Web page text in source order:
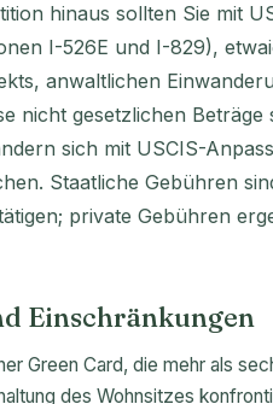
hinaus sollten Sie mit
I-526E und I-829),
anwaltlichen
nicht gesetzlichen
sich mit USCIS-
Staatliche Gebühren
private Gebühren
Einschränkungen
Green Card, die mehr als
des Wohnsitzes